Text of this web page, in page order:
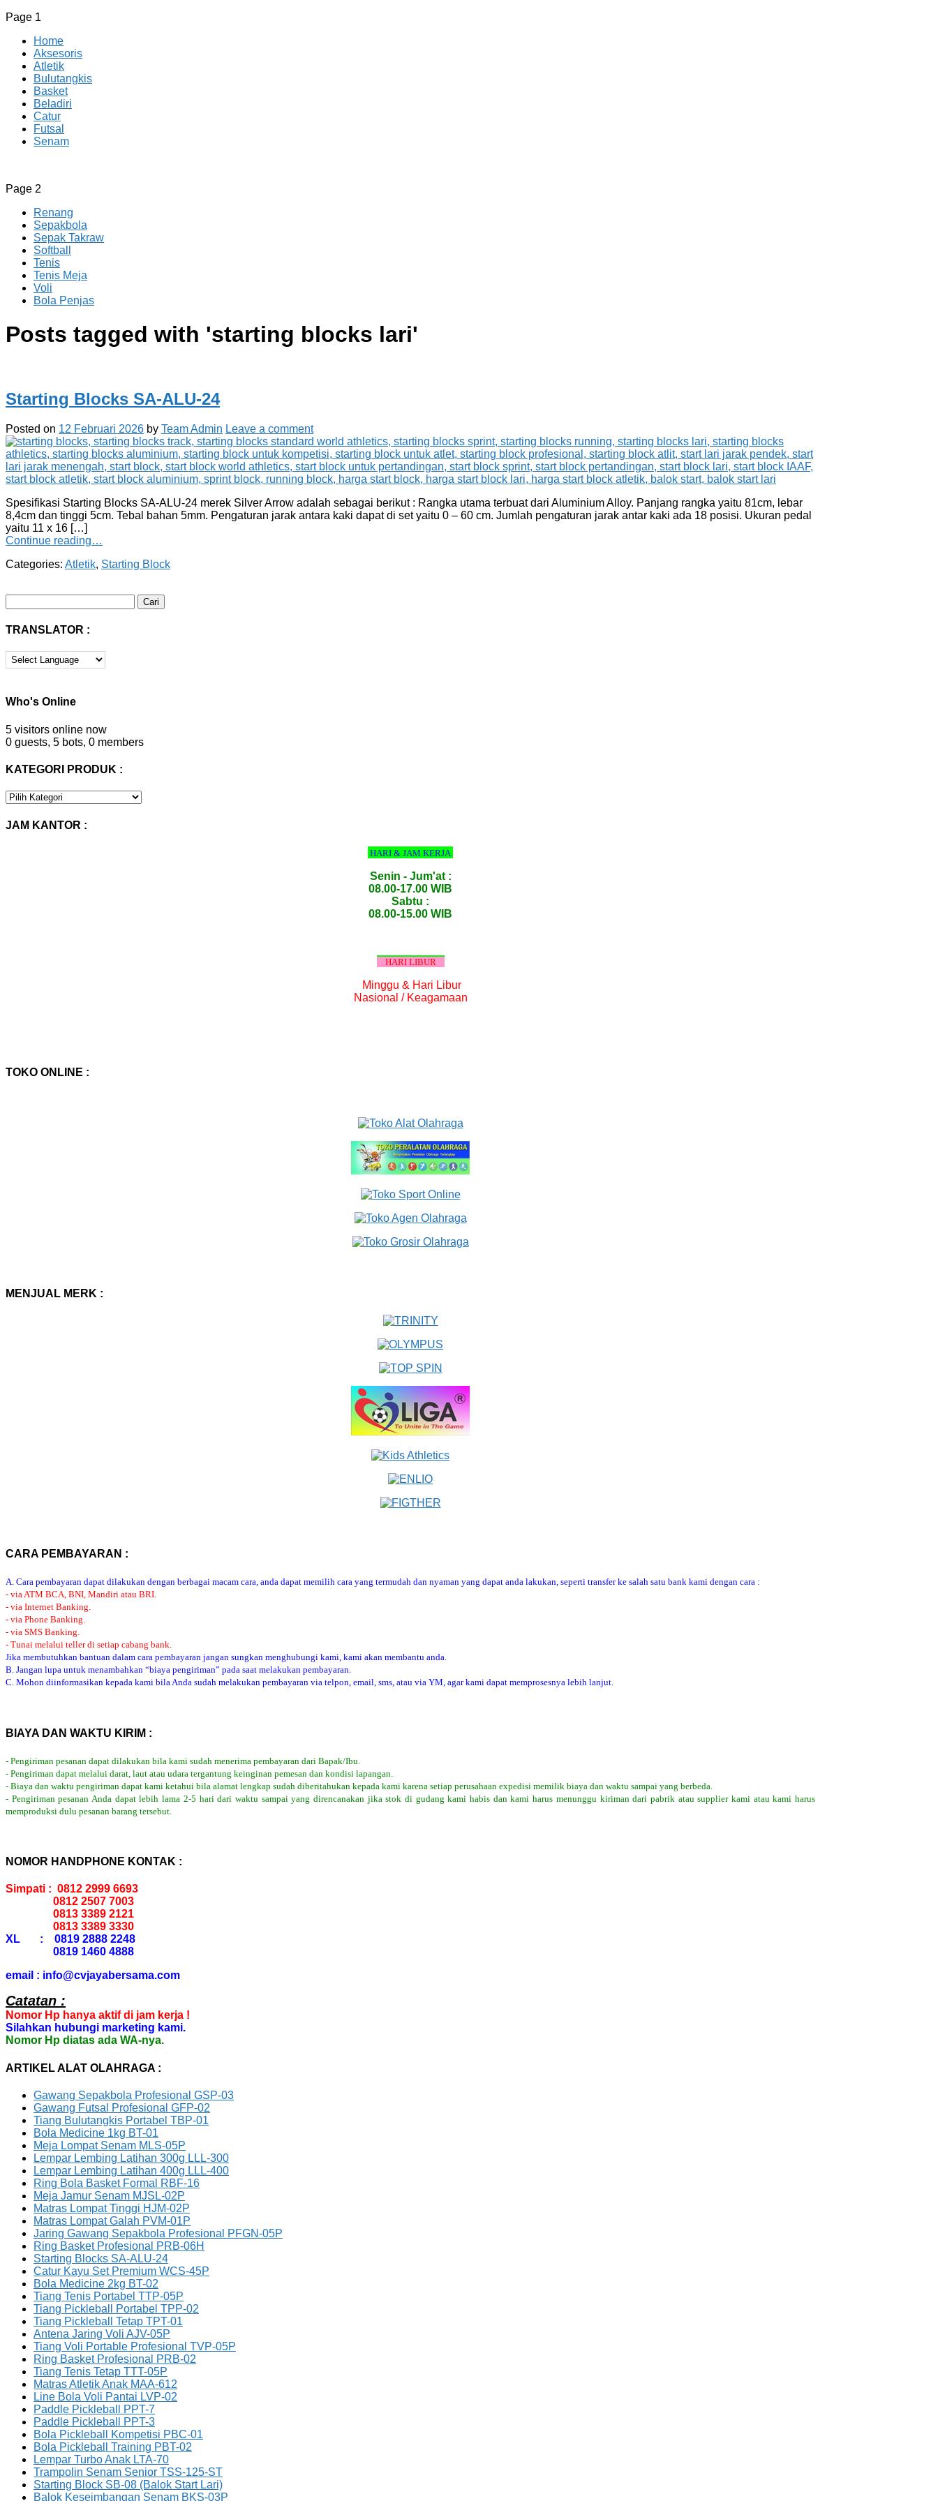
Page 1
Home
Aksesoris
Atletik
Bulutangkis
Basket
Beladiri
Catur
Futsal
Senam
CV JAYA BERSAMA Co Id
Menyediakan Semua Perlengkapan Olahraga Yang Lengkap, Berkualitas Dengan Harga Yang Murah
Page 2
Renang
Sepakbola
Sepak Takraw
Softball
Tenis
Tenis Meja
Voli
Bola Penjas
Posts tagged with 'starting blocks lari'
Starting Blocks SA-ALU-24
Posted on 12 Februari 2026 by Team Admin Leave a comment
Spesifikasi Starting Blocks SA-ALU-24 merek Silver Arrow adalah sebagai berikut : Rangka utama terbuat dari Aluminium Alloy. Panjang rangka yaitu 81cm, lebar
8,4cm dan tinggi 5cm. Tebal bahan 5mm. Pengaturan jarak antara kaki dapat di set yaitu 0 – 60 cm. Jumlah pengaturan jarak antar kaki ada 18 posisi. Ukuran pedal
yaitu 11 x 16 […]
Continue reading…
Categories: Atletik, Starting Block
untuk:
TRANSLATOR :
Who's Online
5 visitors online now
0 guests, 5 bots, 0 members
KATEGORI PRODUK :
KATEGORI
JAM KANTOR :
HARI & JAM KERJA
Senin - Jum'at :
08.00-17.00 WIB
Sabtu :
08.00-15.00 WIB
HARI LIBUR
Minggu & Hari Libur
Nasional / Keagamaan
TOKO ONLINE :
MENJUAL MERK :
CARA PEMBAYARAN :
A. Cara pembayaran dapat dilakukan dengan berbagai macam cara, anda dapat memilih cara yang termudah dan nyaman yang dapat anda lakukan, seperti transfer ke salah satu bank kami dengan cara :
- via ATM BCA, BNI, Mandiri atau BRI.
- via Internet Banking.
- via Phone Banking.
- via SMS Banking.
- Tunai melalui teller di setiap cabang bank.
Jika membutuhkan bantuan dalam cara pembayaran jangan sungkan menghubungi kami, kami akan membantu anda.
B. Jangan lupa untuk menambahkan “biaya pengiriman” pada saat melakukan pembayaran.
C. Mohon diinformasikan kepada kami bila Anda sudah melakukan pembayaran via telpon, email, sms, atau via YM, agar kami dapat memprosesnya lebih lanjut.
BIAYA DAN WAKTU KIRIM :
- Pengiriman pesanan dapat dilakukan bila kami sudah menerima pembayaran dari Bapak/Ibu.
- Pengiriman dapat melalui darat, laut atau udara tergantung keinginan pemesan dan kondisi lapangan.
- Biaya dan waktu pengiriman dapat kami ketahui bila alamat lengkap sudah diberitahukan kepada kami karena setiap perusahaan expedisi memilik biaya dan waktu sampai yang berbeda.
- Pengiriman pesanan Anda dapat lebih lama 2-5 hari dari waktu sampai yang direncanakan jika stok di gudang kami habis dan kami harus menunggu kiriman dari pabrik atau supplier kami atau kami harus
memproduksi dulu pesanan barang tersebut.
NOMOR HANDPHONE KONTAK :
Simpati : 0812 2999 6693
0812 2507 7003
0813 3389 2121
0813 3389 3330
XL : 0819 2888 2248
0819 1460 4888
email : info@cvjayabersama.com
Catatan :
Nomor Hp hanya aktif di jam kerja !
Silahkan hubungi marketing kami.
Nomor Hp diatas ada WA-nya.
ARTIKEL ALAT OLAHRAGA :
Gawang Sepakbola Profesional GSP-03
Gawang Futsal Profesional GFP-02
Tiang Bulutangkis Portabel TBP-01
Bola Medicine 1kg BT-01
Meja Lompat Senam MLS-05P
Lempar Lembing Latihan 300g LLL-300
Lempar Lembing Latihan 400g LLL-400
Ring Bola Basket Formal RBF-16
Meja Jamur Senam MJSL-02P
Matras Lompat Tinggi HJM-02P
Matras Lompat Galah PVM-01P
Jaring Gawang Sepakbola Profesional PFGN-05P
Ring Basket Profesional PRB-06H
Starting Blocks SA-ALU-24
Catur Kayu Set Premium WCS-45P
Bola Medicine 2kg BT-02
Tiang Tenis Portabel TTP-05P
Tiang Pickleball Portabel TPP-02
Tiang Pickleball Tetap TPT-01
Antena Jaring Voli AJV-05P
Tiang Voli Portable Profesional TVP-05P
Ring Basket Profesional PRB-02
Tiang Tenis Tetap TTT-05P
Matras Atletik Anak MAA-612
Line Bola Voli Pantai LVP-02
Paddle Pickleball PPT-7
Paddle Pickleball PPT-3
Bola Pickleball Kompetisi PBC-01
Bola Pickleball Training PBT-02
Lempar Turbo Anak LTA-70
Trampolin Senam Senior TSS-125-ST
Starting Block SB-08 (Balok Start Lari)
Balok Keseimbangan Senam BKS-03P